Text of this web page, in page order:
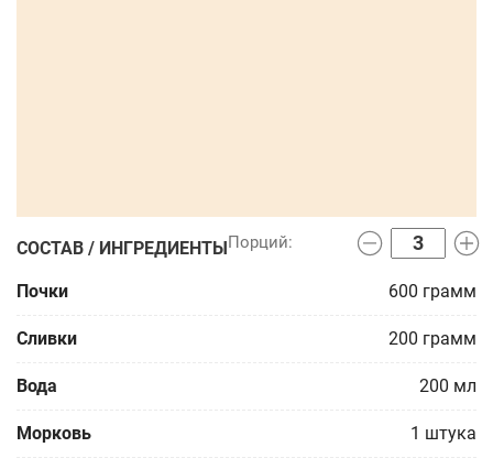
СОСТАВ / ИНГРЕДИЕНТЫ
Почки 600 грамм
Сливки 200 грамм
Вода 200 мл
Морковь 1 штука